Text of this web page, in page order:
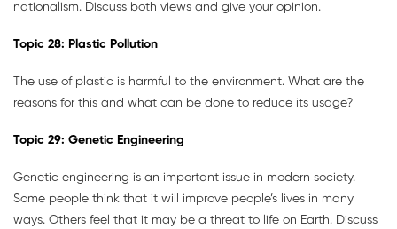
nationalism. Discuss both views and give your opinion.
Topic 28: Plastic Pollution
The use of plastic is harmful to the environment. What are the
reasons for this and what can be done to reduce its usage?
Topic 29: Genetic Engineering
Genetic engineering is an important issue in modern society.
Some people think that it will improve people’s lives in many
ways. Others feel that it may be a threat to life on Earth. Discuss